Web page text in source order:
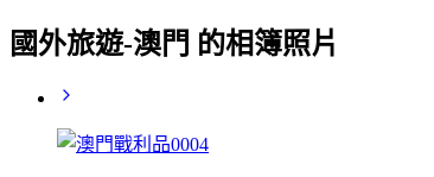
國外旅遊-澳門 的相簿照片